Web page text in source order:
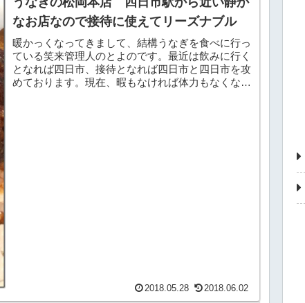
なお店なので接待に使えてリーズナブル
暖かっくなってきまして、結構うなぎを食べに行っ
ている笑来管理人のとよのです。最近は飲みに行く
となれば四日市、接待となれば四日市と四日市を攻
めております。現在、暇もなければ体力もなくなっ
2018.05.28 2018.06.02